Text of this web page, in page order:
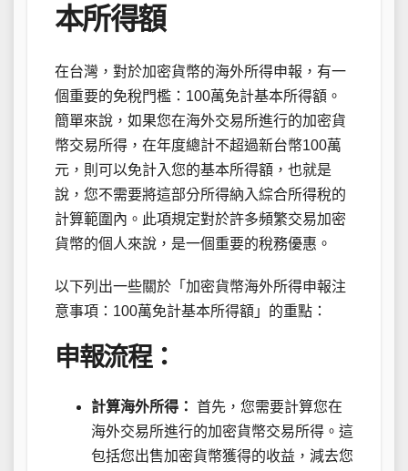
本所得額
在台灣，對於加密貨幣的海外所得申報，有一
個重要的免稅門檻：100萬免計基本所得額。
簡單來說，如果您在海外交易所進行的加密貨
幣交易所得，在年度總計不超過新台幣100萬
元，則可以免計入您的基本所得額，也就是
說，您不需要將這部分所得納入綜合所得稅的
計算範圍內。此項規定對於許多頻繁交易加密
貨幣的個人來說，是一個重要的稅務優惠。
以下列出一些關於「加密貨幣海外所得申報注
意事項：100萬免計基本所得額」的重點：
申報流程：
計算海外所得： 首先，您需要計算您在
海外交易所進行的加密貨幣交易所得。這
包括您出售加密貨幣獲得的收益，減去您